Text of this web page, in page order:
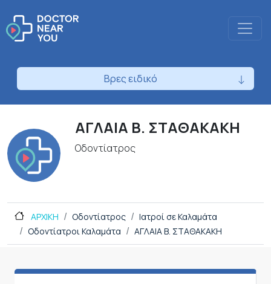
Βρες ειδικό
ΑΓΛΑΙΑ Β. ΣΤΑΘΑΚΑΚΗ
Οδοντίατρος
ΑΡΧΙΚΗ Οδοντίατρος
Ιατροί σε Καλαμάτα
Οδοντίατροι Καλαμάτα
ΑΓΛΑΙΑ Β. ΣΤΑΘΑΚΑΚΗ